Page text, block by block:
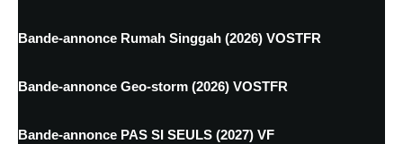
Bande-annonce Rumah Singgah (2026) VOSTFR
Bande-annonce Geo-storm (2026) VOSTFR
Bande-annonce PAS SI SEULS (2027) VF